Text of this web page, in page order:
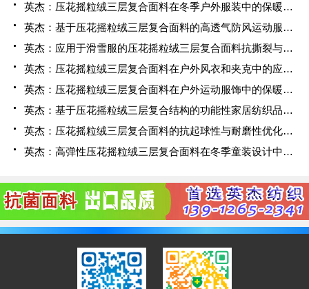
英杰：压花摇粒绒三层复合面料在冬季户外服装中的保暖性能优化研究
英杰：基于压花摇粒绒三层复合面料的高透气防风运动服饰开发
英杰：应用于滑雪服的压花摇粒绒三层复合面料抗撕裂与耐磨性提升技术
英杰：压花摇粒绒三层复合面料在户外风衣和夹克中的应用与性能
英杰：压花摇粒绒三层复合面料在户外运动服饰中的保暖与透气性能研究
英杰：基于压花摇粒绒三层复合结构的功能性家居纺织品开发与应用
英杰：压花摇粒绒三层复合面料的抗起球性与耐磨性优化技术分析
英杰：高弹性压花摇粒绒三层复合面料在冬季童装设计中的应用实践